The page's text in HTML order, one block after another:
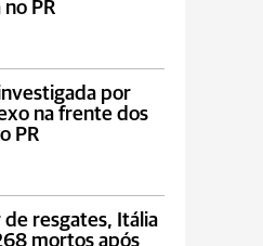
PR
por
na frente dos
PR
de resgates, Itália
mortos após